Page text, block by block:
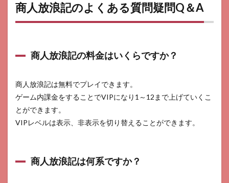
商人放浪記のよくある質問疑問Q＆A
商人放浪記の料金はいくらですか？
商人放浪記は無料でプレイできます。
ゲーム内課金をすることでVIPになり1～12まで上げていくこ
とができます。
VIPレベルは表示、非表示を切り替えることができます。
商人放浪記は何系ですか？